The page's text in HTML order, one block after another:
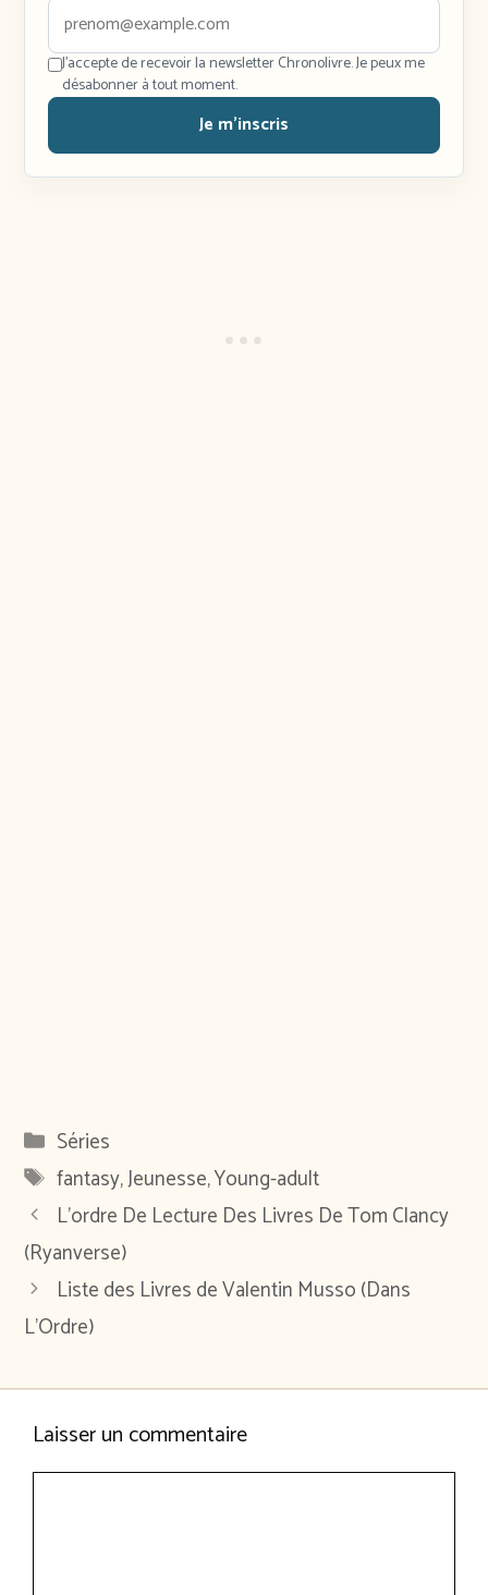
J'accepte de recevoir la newsletter Chronolivre. Je peux me
désabonner à tout moment.
Catégories
Séries
Étiquettes
fantasy,Jeunesse,Young-adult
L’ordre De Lecture Des Livres De Tom Clancy
(Ryanverse)
Liste des Livres de Valentin Musso (Dans
L’Ordre)
Laisser un commentaire